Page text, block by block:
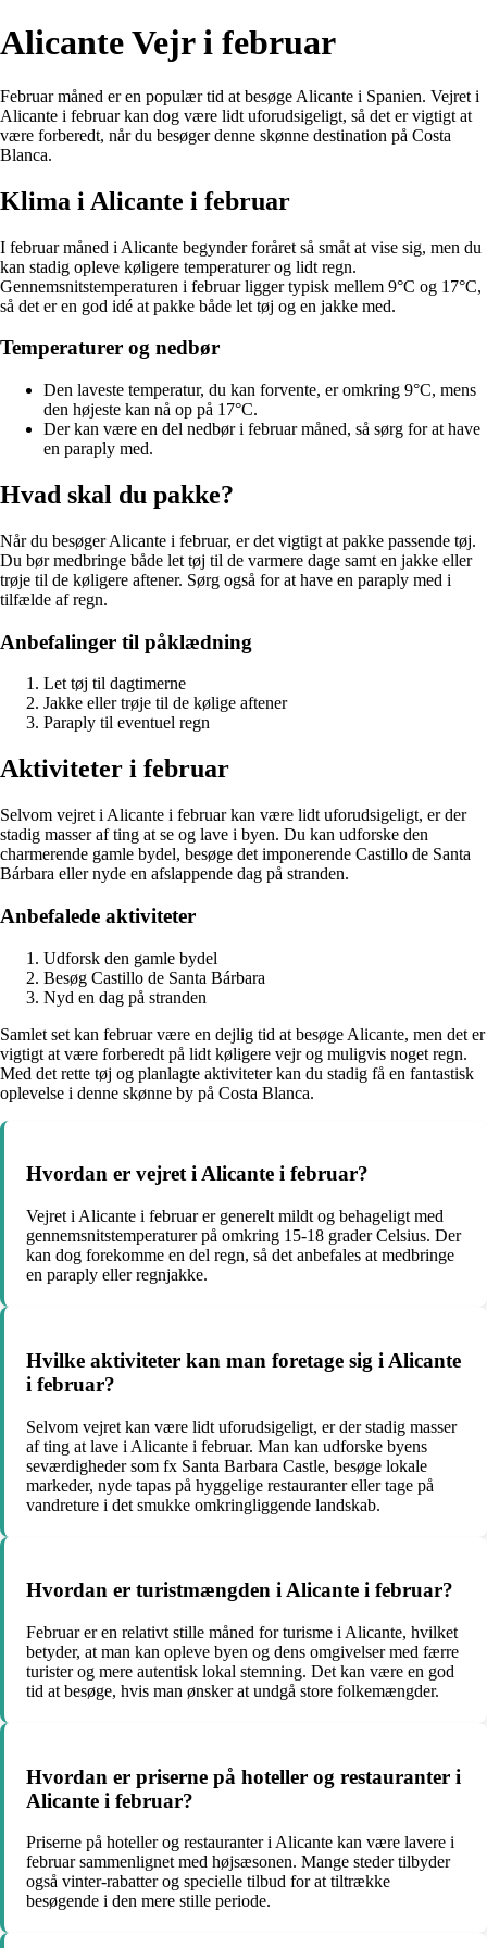
Alicante Vejr i februar
Februar måned er en populær tid at besøge Alicante i Spanien. Vejret i
Alicante i februar kan dog være lidt uforudsigeligt, så det er vigtigt at
være forberedt, når du besøger denne skønne destination på Costa
Blanca.
Klima i Alicante i februar
I februar måned i Alicante begynder foråret så småt at vise sig, men du
kan stadig opleve køligere temperaturer og lidt regn.
Gennemsnitstemperaturen i februar ligger typisk mellem 9°C og 17°C,
så det er en god idé at pakke både let tøj og en jakke med.
Temperaturer og nedbør
Den laveste temperatur, du kan forvente, er omkring 9°C, mens
den højeste kan nå op på 17°C.
Der kan være en del nedbør i februar måned, så sørg for at have
en paraply med.
Hvad skal du pakke?
Når du besøger Alicante i februar, er det vigtigt at pakke passende tøj.
Du bør medbringe både let tøj til de varmere dage samt en jakke eller
trøje til de køligere aftener. Sørg også for at have en paraply med i
tilfælde af regn.
Anbefalinger til påklædning
Let tøj til dagtimerne
Jakke eller trøje til de kølige aftener
Paraply til eventuel regn
Aktiviteter i februar
Selvom vejret i Alicante i februar kan være lidt uforudsigeligt, er der
stadig masser af ting at se og lave i byen. Du kan udforske den
charmerende gamle bydel, besøge det imponerende Castillo de Santa
Bárbara eller nyde en afslappende dag på stranden.
Anbefalede aktiviteter
Udforsk den gamle bydel
Besøg Castillo de Santa Bárbara
Nyd en dag på stranden
Samlet set kan februar være en dejlig tid at besøge Alicante, men det er
vigtigt at være forberedt på lidt køligere vejr og muligvis noget regn.
Med det rette tøj og planlagte aktiviteter kan du stadig få en fantastisk
oplevelse i denne skønne by på Costa Blanca.
Hvordan er vejret i Alicante i februar?
Vejret i Alicante i februar er generelt mildt og behageligt med
gennemsnitstemperaturer på omkring 15-18 grader Celsius. Der
kan dog forekomme en del regn, så det anbefales at medbringe
en paraply eller regnjakke.
Hvilke aktiviteter kan man foretage sig i Alicante
i februar?
Selvom vejret kan være lidt uforudsigeligt, er der stadig masser
af ting at lave i Alicante i februar. Man kan udforske byens
seværdigheder som fx Santa Barbara Castle, besøge lokale
markeder, nyde tapas på hyggelige restauranter eller tage på
vandreture i det smukke omkringliggende landskab.
Hvordan er turistmængden i Alicante i februar?
Februar er en relativt stille måned for turisme i Alicante, hvilket
betyder, at man kan opleve byen og dens omgivelser med færre
turister og mere autentisk lokal stemning. Det kan være en god
tid at besøge, hvis man ønsker at undgå store folkemængder.
Hvordan er priserne på hoteller og restauranter i
Alicante i februar?
Priserne på hoteller og restauranter i Alicante kan være lavere i
februar sammenlignet med højsæsonen. Mange steder tilbyder
også vinter-rabatter og specielle tilbud for at tiltrække
besøgende i den mere stille periode.